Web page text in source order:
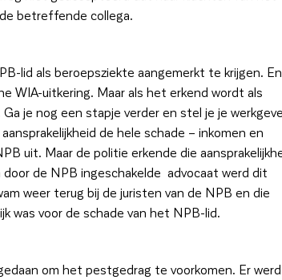
betreffende collega.
lid als beroepsziekte aangemerkt te krijgen. En
WIA-uitkering. Maar als het erkend wordt als
je nog een stapje verder en stel je je
de hele schade – inkomen en
uit. Maar de politie erkende die
de NPB ingeschakelde advocaat werd dit
weer terug bij de juristen van de NPB en die
was voor de schade van het NPB-lid.
om het pestgedrag te voorkomen. Er werd